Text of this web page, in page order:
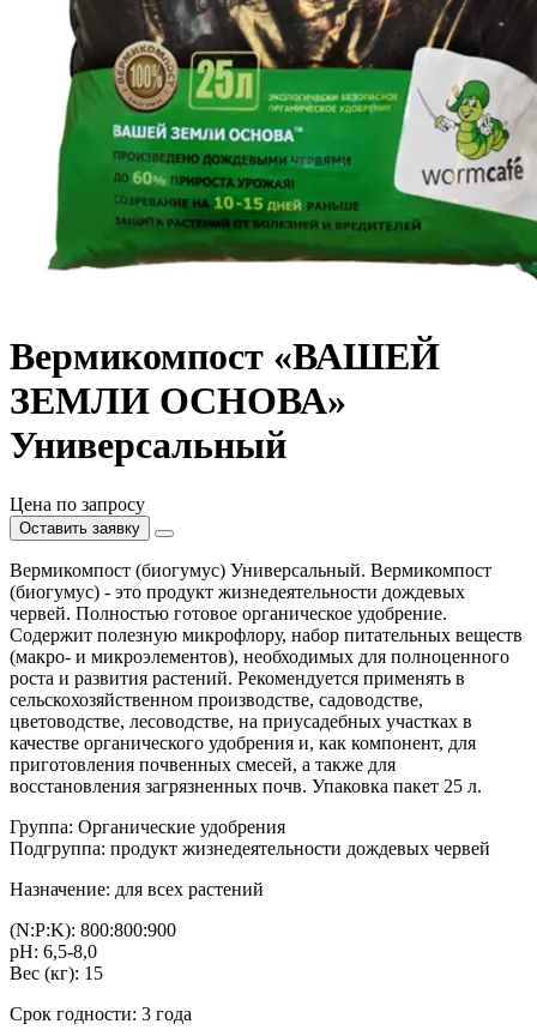
Вермикомпост «ВАШЕЙ
ЗЕМЛИ ОСНОВА»
Универсальный
Цена по запросу
Оставить заявку
Вермикомпост (биогумус) Универсальный. Вермикомпост
(биогумус) - это продукт жизнедеятельности дождевых
червей. Полностью готовое органическое удобрение.
Содержит полезную микрофлору, набор питательных веществ
(макро- и микроэлементов), необходимых для полноценного
роста и развития растений. Рекомендуется применять в
сельскохозяйственном производстве, садоводстве,
цветоводстве, лесоводстве, на приусадебных участках в
качестве органического удобрения и, как компонент, для
приготовления почвенных смесей, а также для
восстановления загрязненных почв. Упаковка пакет 25 л.
Группа: Органические удобрения
Подгруппа: продукт жизнедеятельности дождевых червей
Назначение: для всех растений
(N:P:K): 800:800:900
рН: 6,5-8,0
Вес (кг): 15
Срок годности: 3 года